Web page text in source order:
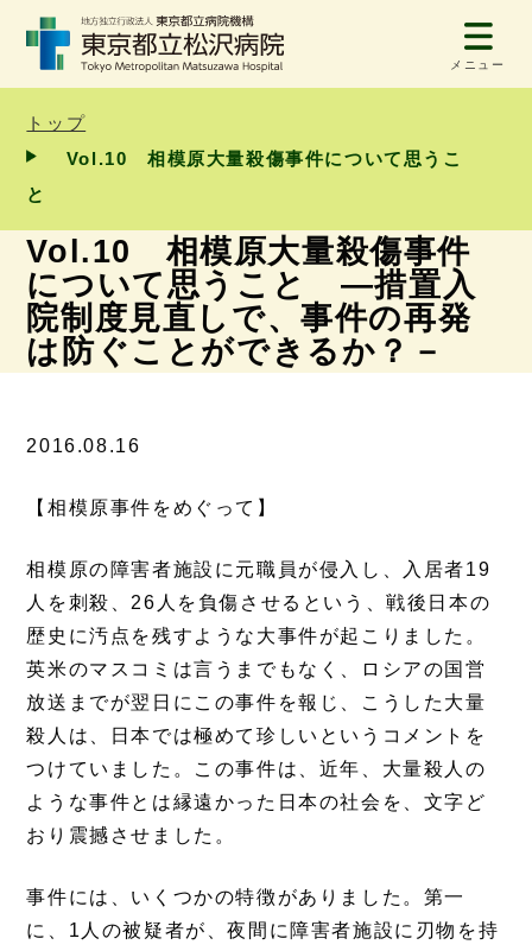
メニュー
トップ
Vol.10 相模原大量殺傷事件について思うこ
と
Vol.10 相模原大量殺傷事件
について思うこと ―措置入
院制度見直しで、事件の再発
は防ぐことができるか？－
2016.08.16
【相模原事件をめぐって】
相模原の障害者施設に元職員が侵入し、入居者19
人を刺殺、26人を負傷させるという、戦後日本の
歴史に汚点を残すような大事件が起こりました。
英米のマスコミは言うまでもなく、ロシアの国営
放送までが翌日にこの事件を報じ、こうした大量
殺人は、日本では極めて珍しいというコメントを
つけていました。この事件は、近年、大量殺人の
ような事件とは縁遠かった日本の社会を、文字ど
おり震撼させました。
事件には、いくつかの特徴がありました。第一
に、1人の被疑者が、夜間に障害者施設に刃物を持